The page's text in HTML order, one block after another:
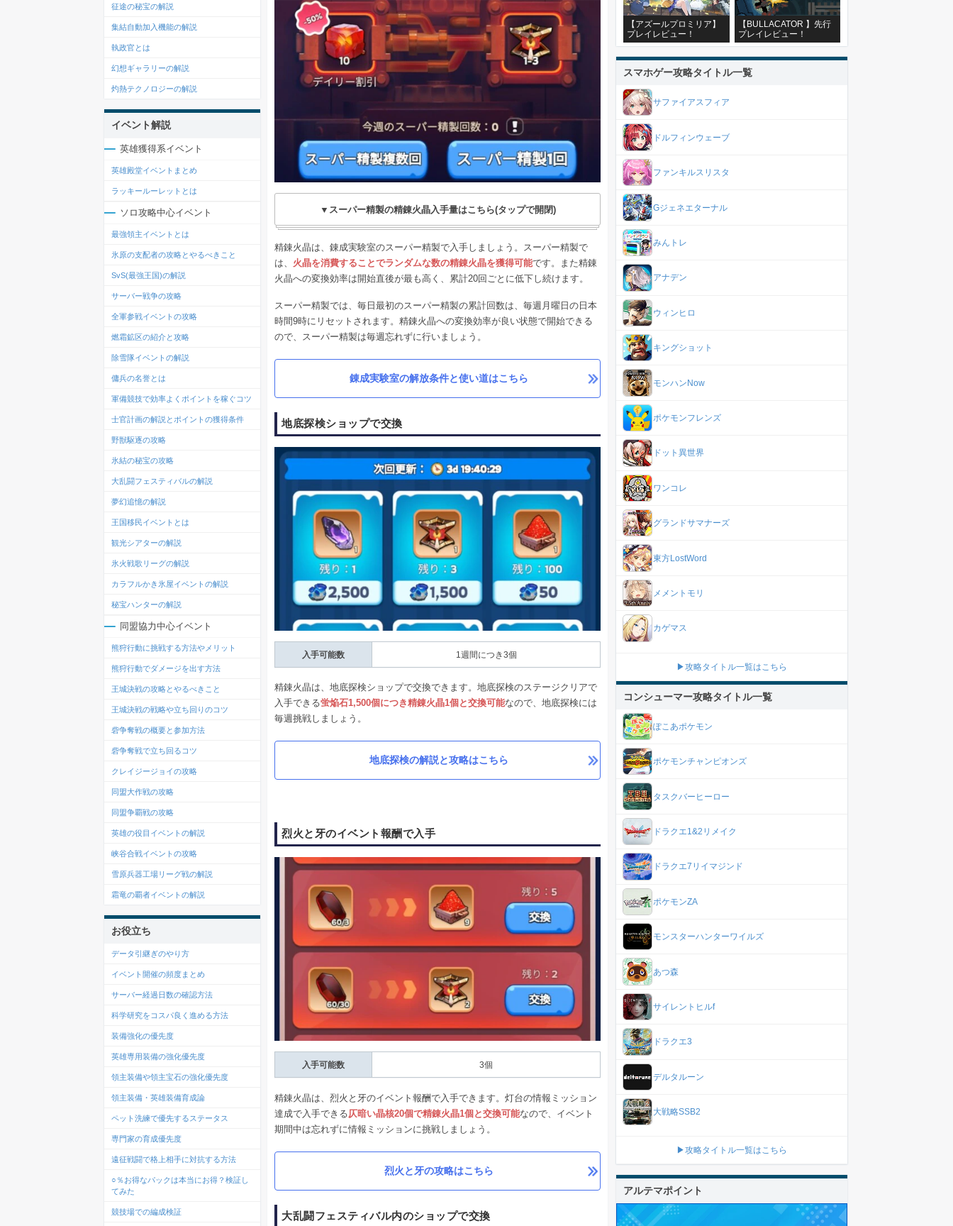
▼スーパー精製の精錬火晶入手量はこちら(タップで開閉)
精錬火晶は、錬成実験室のスーパー精製で入手しましょう。スーパー精製で
は、 火晶を消費することでランダムな数の精錬火晶を獲得可能です。また精錬
火晶への変換効率は開始直後が最も高く、累計20回ごとに低下し続けます。
スーパー精製では、毎日最初のスーパー精製の累計回数は、毎週月曜日の日本
時間9時にリセットされます。精錬火晶への変換効率が良い状態で開始できる
ので、スーパー精製は毎週忘れずに行いましょう。
錬成実験室の解放条件と使い道はこちら
地底探検ショップで交換
入手可能数 1週間につき3個
精錬火晶は、地底探検ショップで交換できます。地底探検のステージクリアで
入手できる蛍焔石1,500個につき精錬火晶1個と交換可能なので、地底探検には
毎週挑戦しましょう。
地底探検の解説と攻略はこちら
烈火と牙のイベント報酬で入手
入手可能数 3個
精錬火晶は、烈火と牙のイベント報酬で入手できます。灯台の情報ミッション
達成で入手できる仄暗い晶核20個で精錬火晶1個と交換可能なので、イベント
期間中は忘れずに情報ミッションに挑戦しましょう。
烈火と牙の攻略はこちら
大乱闘フェスティバル内のショップで交換
征途の秘宝の解説
集結自動加入機能の解説
執政官とは
幻想ギャラリーの解説
灼熱テクノロジーの解説
イベント解説
英雄獲得系イベント
英雄殿堂イベントまとめ
ラッキールーレットとは
ソロ攻略中心イベント
最強領主イベントとは
氷原の支配者の攻略とやるべきこと
SvS(最強王国)の解説
サーバー戦争の攻略
全軍参戦イベントの攻略
燃霜鉱区の紹介と攻略
除雪隊イベントの解説
傭兵の名誉とは
軍備競技で効率よくポイントを稼ぐコツ
士官計画の解説とポイントの獲得条件
野獣駆逐の攻略
氷結の秘宝の攻略
大乱闘フェスティバルの解説
夢幻追憶の解説
王国移民イベントとは
観光シアターの解説
氷火戦歌リーグの解説
カラフルかき氷屋イベントの解説
秘宝ハンターの解説
同盟協力中心イベント
熊狩行動に挑戦する方法やメリット
熊狩行動でダメージを出す方法
王城決戦の攻略とやるべきこと
王城決戦の戦略や立ち回りのコツ
砦争奪戦の概要と参加方法
砦争奪戦で立ち回るコツ
クレイジージョイの攻略
同盟大作戦の攻略
同盟争覇戦の攻略
英雄の役目イベントの解説
峡谷合戦イベントの攻略
雪原兵器工場リーグ戦の解説
霜竜の覇者イベントの解説
お役立ち
データ引継ぎのやり方
イベント開催の頻度まとめ
サーバー経過日数の確認方法
科学研究をコスパ良く進める方法
装備強化の優先度
英雄専用装備の強化優先度
領主装備や領主宝石の強化優先度
領主装備・英雄装備育成論
ペット洗練で優先するステータス
専門家の育成優先度
遠征戦闘で格上相手に対抗する方法
○％お得なパックは本当にお得？検証し
てみた
競技場での編成検証
【アズールプロミリア】
プレイレビュー！
【BULLACATOR 】先行
プレイレビュー！
スマホゲー攻略タイトル一覧
サファイアスフィア
ドルフィンウェーブ
ファンキルスリスタ
Gジェネエターナル
みんトレ
アナデン
ウィンヒロ
キングショット
モンハンNow
ポケモンフレンズ
ドット異世界
ワンコレ
グランドサマナーズ
東方LostWord
メメントモリ
カゲマス
▶攻略タイトル一覧はこちら
コンシューマー攻略タイトル一覧
ぽこあポケモン
ポケモンチャンピオンズ
タスクバーヒーロー
ドラクエ1&2リメイク
ドラクエ7リイマジンド
ポケモンZA
モンスターハンターワイルズ
あつ森
サイレントヒルf
ドラクエ3
デルタルーン
大戦略SSB2
▶攻略タイトル一覧はこちら
アルテマポイント